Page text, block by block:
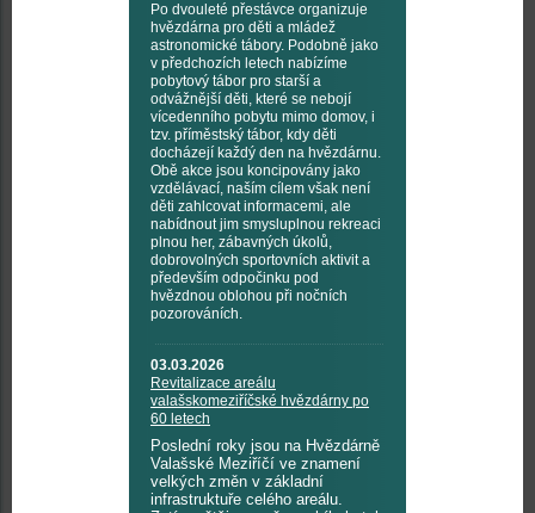
Po dvouleté přestávce organizuje
hvězdárna pro děti a mládež
astronomické tábory. Podobně jako
v předchozích letech nabízíme
pobytový tábor pro starší a
odvážnější děti, které se nebojí
vícedenního pobytu mimo domov, i
tzv. příměstský tábor, kdy děti
docházejí každý den na hvězdárnu.
Obě akce jsou koncipovány jako
vzdělávací, naším cílem však není
děti zahlcovat informacemi, ale
nabídnout jim smysluplnou rekreaci
plnou her, zábavných úkolů,
dobrovolných sportovních aktivit a
především odpočinku pod
hvězdnou oblohou při nočních
pozorováních.
03.03.2026
Revitalizace areálu
valašskomeziříčské hvězdárny po
60 letech
Poslední roky jsou na Hvězdárně
Valašské Meziříčí ve znamení
velkých změn v základní
infrastruktuře celého areálu.